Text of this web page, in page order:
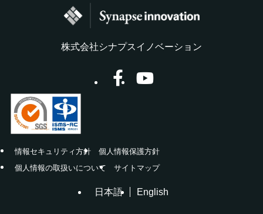
株式会社シナプスイノベーション
情報セキュリティ方針
個人情報保護方針
個人情報の取扱いについて
サイトマップ
日本語 English